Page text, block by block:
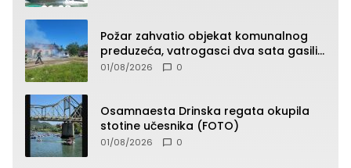
Požar zahvatio objekat komunalnog
preduzeća, vatrogasci dva sata gasili
vatru (FOTO)
01/08/2026 0
Osamnaesta Drinska regata okupila
stotine učesnika (FOTO)
01/08/2026 0